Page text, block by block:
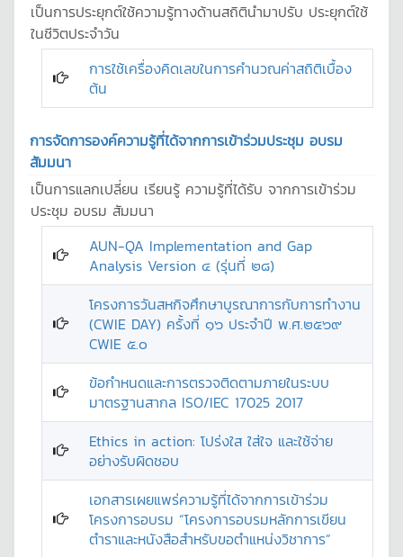
เป็นการประยุกต์ใช้ความรู้ทางด้านสถิตินำมาปรับ ประยุกต์ใช้
ในชีวิตประจำวัน
การใช้เครื่องคิดเลขในการคำนวณค่าสถิติเบื้อง
ต้น
การจัดการองค์ความรู้ที่ได้จากการเข้าร่วมประชุม อบรม
สัมมนา
เป็นการแลกเปลี่ยน เรียนรู้ ความรู้ที่ได้รับ จากการเข้าร่วม
ประชุม อบรม สัมมนา
AUN-QA Implementation and Gap
Analysis Version ๔ (รุ่นที่ ๒๘)
โครงการวันสหกิจศึกษาบูรณาการกับการทำงาน
(CWIE DAY) ครั้งที่ ๑๖ ประจำปี พ.ศ.๒๕๖๙
CWIE ๕.๐
ข้อกำหนดและการตรวจติดตามภายในระบบ
มาตรฐานสากล ISO/IEC 17025 2017
Ethics in action: โปร่งใส ใส่ใจ และใช้จ่าย
อย่างรับผิดชอบ
เอกสารเผยแพร่ความรู้ที่ได้จากการเข้าร่วม
โครงการอบรม “โครงการอบรมหลักการเขียน
ตำราและหนังสือสำหรับขอตำแหน่งวิชาการ”